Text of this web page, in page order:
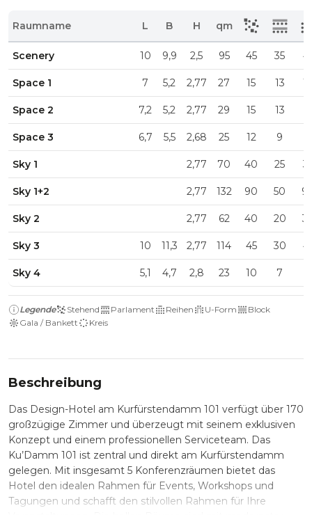
Raumname L B H qm
Scenery 10 9,9 2,5 95 45 35
Space 1 7 5,2 2,77 27 15 13
Space 2 7,2 5,2 2,77 29 15 13
Space 3 6,7 5,5 2,68 25 12 9
Sky 1 2,77 70 40 25
Sky 1+2 2,77 132 90 50
Sky 2 2,77 62 40 20
Sky 3 10 11,3 2,77 114 45 30
Sky 4 5,1 4,7 2,8 23 10 7
Legende Stehend Parlament Reihen U-Form
Block
Gala / Bankett
Kreis
Beschreibung
Das Design-Hotel am Kurfürstendamm 101 verfügt über 170
großzügige Zimmer und überzeugt mit seinem exklusiven
Konzept und einem professionellen Serviceteam. Das
Ku’Damm 101 ist zentral und direkt am Kurfürstendamm
gelegen. Mit insgesamt 5 Konferenzräumen bietet das
Hotel den idealen Rahmen für Events, Workshops und
Tagungen und schafft den stilvollen Rahmen für Ihre